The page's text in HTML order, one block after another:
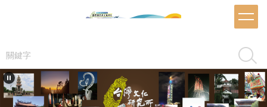
內
容
區
搜尋